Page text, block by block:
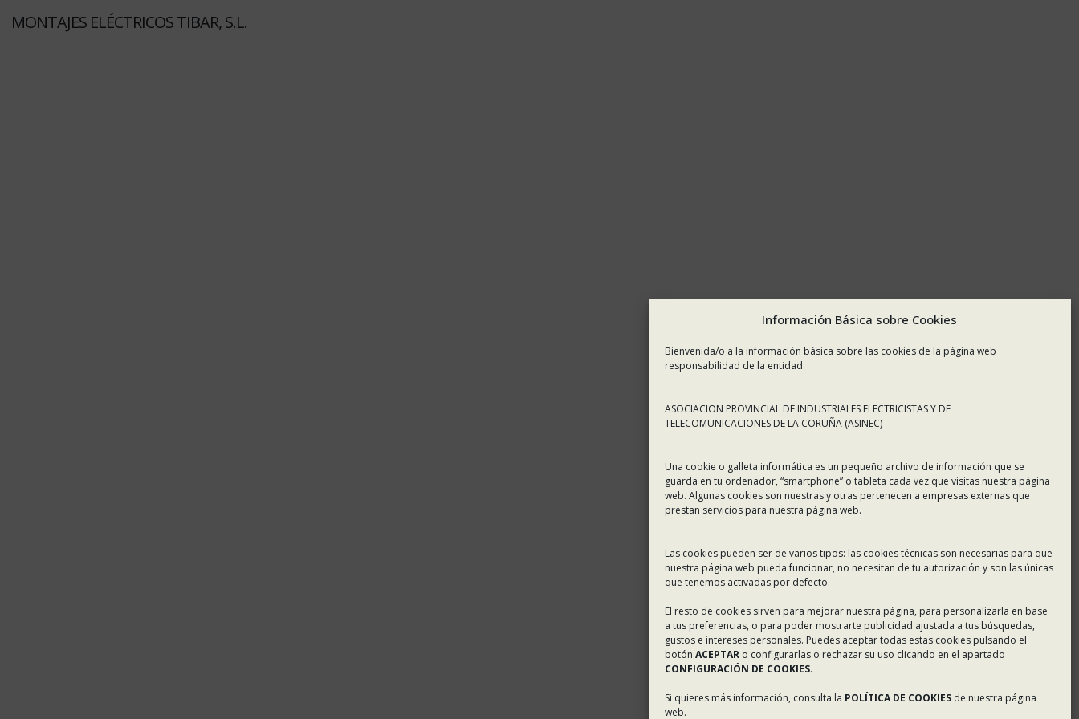
Información Básica sobre Cookies
Bienvenida/o a la información básica sobre las cookies de la página web
responsabilidad de la entidad:
ASOCIACION PROVINCIAL DE INDUSTRIALES ELECTRICISTAS Y DE
TELECOMUNICACIONES DE LA CORUÑA (ASINEC)
Una cookie o galleta informática es un pequeño archivo de información que se
guarda en tu ordenador, “smartphone” o tableta cada vez que visitas nuestra página
web. Algunas cookies son nuestras y otras pertenecen a empresas externas que
prestan servicios para nuestra página web.
Las cookies pueden ser de varios tipos: las cookies técnicas son necesarias para que
nuestra página web pueda funcionar, no necesitan de tu autorización y son las únicas
que tenemos activadas por defecto.
El resto de cookies sirven para mejorar nuestra página, para personalizarla en base
a tus preferencias, o para poder mostrarte publicidad ajustada a tus búsquedas,
gustos e intereses personales. Puedes aceptar todas estas cookies pulsando el
botón ACEPTAR o configurarlas o rechazar su uso clicando en el apartado
CONFIGURACIÓN DE COOKIES.
Si quieres más información, consulta la POLÍTICA DE COOKIES de nuestra página
web.
MONTAJES ELÉCTRICOS TIBAR, S.L.